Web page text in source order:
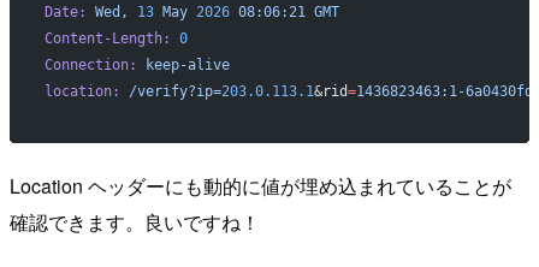
Date:
Wed, 13 May 2026 08:06:21 GMT
Content-Length:
0
Connection:
keep-alive
location:
/verify?ip=203.0.113.1&rid=1436823463:1-
Location ヘッダーにも動的に値が埋め込まれていることが
確認できます。良いですね！